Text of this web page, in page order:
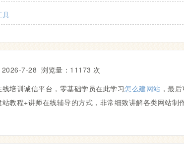
具
2026-7-28 浏览量：11173 次
培训诚信平台，零基础学员在此学习怎么建网站 ，最
教程+讲师在线辅导的方式，非常细致讲解各类网站制